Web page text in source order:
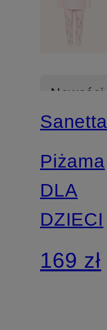
Nowości
Sanetta
Piżama
DLA
DZIECI
169 zł